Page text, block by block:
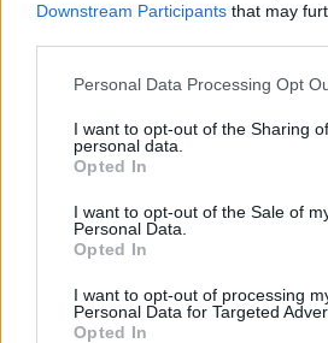
Downstream Participants that may
Personal Data Processing Opt
I want to opt-out of the Sharing
personal data.
Opted In
I want to opt-out of the Sale of
Personal Data.
Opted In
I want to opt-out of processing
Personal Data for Targeted
Opted In